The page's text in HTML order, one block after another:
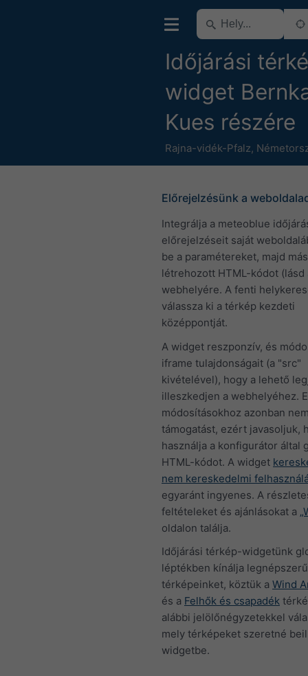
Időjárási
widget
Kues részére
Rajna-vidék-Pfalz,
Előrejelzésünk a
Integrálja a meteoblue
előrejelzéseit saját
be a paramétereket, majd
létrehozott HTML-kódot (lásd
webhelyére. A fenti
válassza ki a térkép kezdeti
középpontját.
A widget reszponzív, és
iframe tulajdonságait (a "src"
kivételével), hogy a lehető
illeszkedjen a webhelyéhez.
módosításokhoz azonban
támogatást, ezért javasoljuk,
használja a konfigurátor által
HTML-kódot. A widget
nem kereskedelmi
egyaránt ingyenes. A
feltételeket és ajánlásokat a
oldalon találja.
Időjárási térkép-widgetünk
léptékben kínálja
térképeinket, köztük a Wind
és a Felhők és csapadék
alábbi jelölőnégyzetekkel
mely térképeket szeretné
widgetbe.